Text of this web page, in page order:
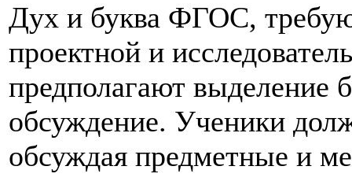
Дух и буква ФГОС,
проектной и
предполагают выделение
обсуждение. Ученики
обсуждая предметные и